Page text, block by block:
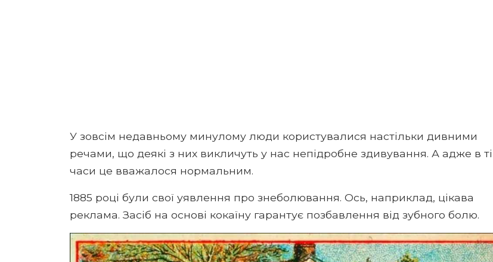
У зовсім недавньому минулому люди користувалися настільки дивними
речами, що деякі з них викличуть у нас непідробне здивування. А адже в ті
часи це вважалося нормальним.
1885 році були свої уявлення про знеболювання. Ось, наприклад, цікава
реклама. Засіб на основі кокаїну гарантує позбавлення від зубного болю.